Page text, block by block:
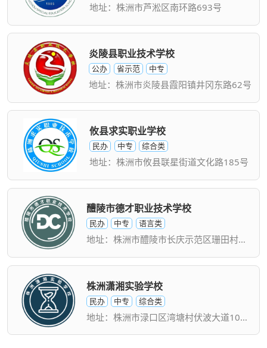
地址：株洲市芦淞区南环路693号
炎陵县职业技术学校
公办 省示范 中专
地址：株洲市炎陵县霞阳镇井冈东路62号
攸县求实职业学校
民办 中专 综合类
地址：株洲市攸县联星街道文化路185号
醴陵市德才职业技术学校
民办 中专 语言类
地址：株洲市醴陵市长庆示范区珊田村长庆大道旁
株洲潇湘实验学校
民办 中专 综合类
地址：株洲市渌口区湾塘村伏波大道100号